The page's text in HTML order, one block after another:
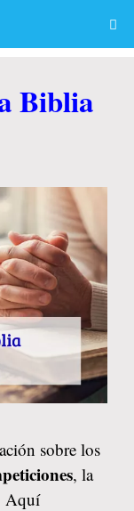
Biblia
sobre los
, la
Aquí